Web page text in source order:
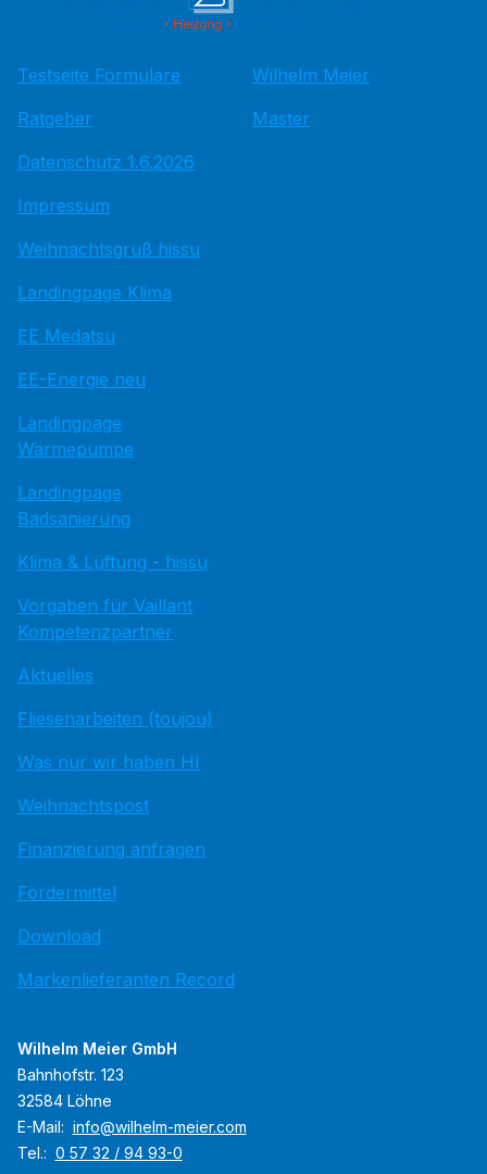
Testseite Formulare
Ratgeber
Datenschutz 1.6.2026
Impressum
Weihnachtsgruß hissu
Landingpage Klima
EE Medatsu
EE-Energie neu
Landingpage
Wärmepumpe
Landingpage
Badsanierung
Klima & Lüftung - hissu
Vorgaben für Vaillant
Kompetenzpartner
Aktuelles
Fliesenarbeiten (toujou)
Was nur wir haben HI
Weihnachtspost
Finanzierung anfragen
Fördermittel
Download
Markenlieferanten Record
Wilhelm Meier
Master
Wilhelm Meier GmbH
Bahnhofstr. 123
32584 Löhne
E-Mail: info@wilhelm-meier.com
Tel.: 0 57 32 / 94 93-0